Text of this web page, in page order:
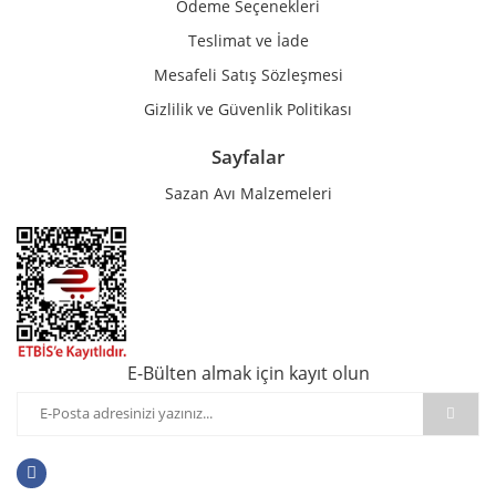
Ödeme Seçenekleri
Teslimat ve İade
Mesafeli Satış Sözleşmesi
Gizlilik ve Güvenlik Politikası
Sayfalar
Sazan Avı Malzemeleri
E-Bülten almak için kayıt olun